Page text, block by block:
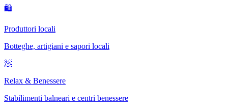
🛍
Produttori locali
Botteghe, artigiani e sapori locali
🧖
Relax & Benessere
Stabilimenti balneari e centri benessere